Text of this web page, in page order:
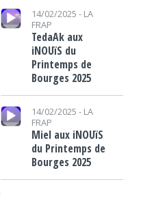
Lecteur audio 14/02/2025 - LA
FRAP
TedaAk aux
iNOUïS du
Printemps de
Bourges 2025
Lecteur audio
14/02/2025 - LA
FRAP
Miel aux iNOUïS
du Printemps de
Bourges 2025